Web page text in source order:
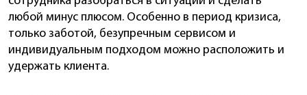
любой минус плюсом. Особенно в период кризиса,
только заботой, безупречным сервисом и
индивидуальным подходом можно расположить и
удержать клиента.